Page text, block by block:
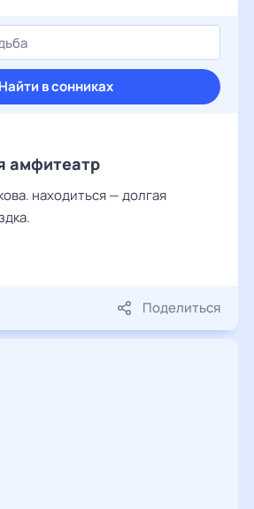
Найти в сонниках
амфитеатр
находиться — долгая
Поделиться